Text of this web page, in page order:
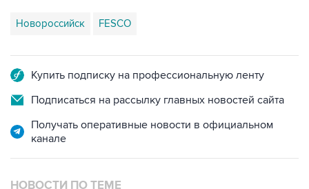
Новороссийск FESCO
Купить подписку на профессиональную ленту
Подписаться на рассылку главных новостей сайта
Получать оперативные новости в официальном
канале
НОВОСТИ ПО ТЕМЕ